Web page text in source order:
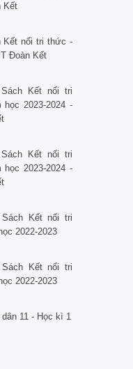
Kết
Kết nối tri thức -
Đoàn Kết
Kết nối tri
2023-2024 -
Kết nối tri
2023-2024 -
Kết nối tri
2022-2023
Kết nối tri
2022-2023
11 - Học kì 1